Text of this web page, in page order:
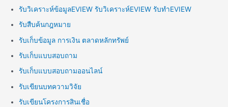
รับวิเคราะห์ข้อมูลEVIEW รับวิเคราะห์EVIEW รับทำEVIEW
รับสืบค้นกฎหมาย
รับเก็บข้อมูล การเงิน ตลาดหลักทรัพย์
รับเก็บแบบสอบถาม
รับเก็บแบบสอบถามออนไลน์
รับเขียนบทความวิจัย
รับเขียนโครงการสินเชื่อ